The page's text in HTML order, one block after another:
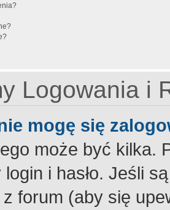
Logowania i
mogę się
może być kilka.
login i hasło. Jeśli
forum (aby się